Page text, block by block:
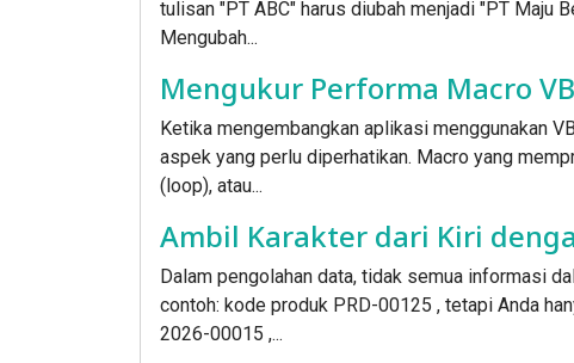
tulisan "PT ABC" harus diubah menjadi "PT Maju
Mengubah...
Mengukur Performa Macro
Ketika mengembangkan aplikasi menggunakan
aspek yang perlu diperhatikan. Macro yang
(loop), atau...
Ambil Karakter dari Kiri
Dalam pengolahan data, tidak semua informasi
contoh: kode produk PRD-00125 , tetapi Anda
2026-00015 ,...